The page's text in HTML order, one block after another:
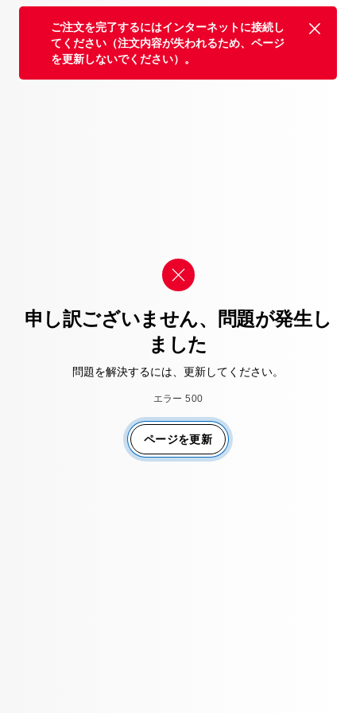
ご注文を完了するにはインターネットに接続し
てください（注文内容が失われるため、ページ
を更新しないでください）。
申し訳ございません、問題が発生し
ました
問題を解決するには、更新してください。
エラー 500
ページを更新